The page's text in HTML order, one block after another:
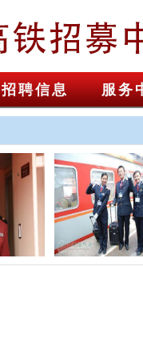
招聘信息 服务